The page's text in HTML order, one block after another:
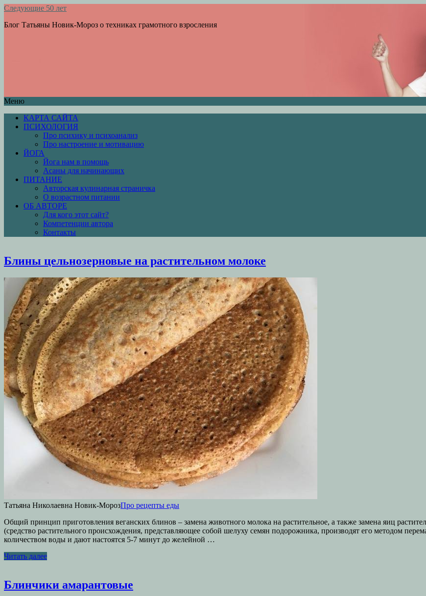
Следующие 50 лет
Блог Татьяны Новик-Мороз о техниках грамотного взросления
Меню
КАРТА САЙТА
ПСИХОЛОГИЯ
Про психику и психоанализ
Про настроение и мотивацию
ЙОГА
Йога нам в помощь
Асаны для начинающих
ПИТАНИЕ
Авторская кулинарная страничка
О возрастном питании
ОБ АВТОРЕ
Для кого этот сайт?
Компетенции автора
Контакты
Блины цельнозерновые на растительном молоке
Татьяна Николаевна Новик-МорозПро рецепты еды
Общий принцип приготовления веганских блинов – замена животного молока на растительное, а также замена яиц
(средство растительного происхождения, представляющее собой шелуху семян подорожника, производят его методом
количеством воды и дают настоятся 5-7 минут до желейной …
Читать далее
Блинчики амарантовые